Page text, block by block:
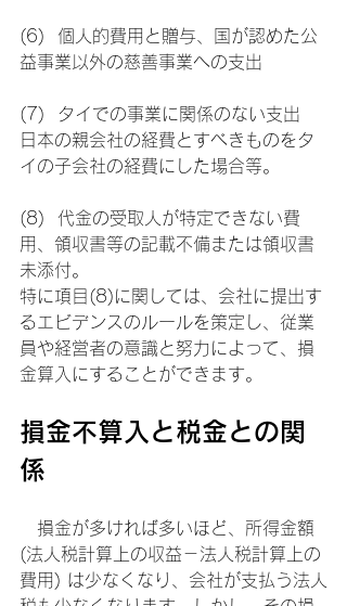
(6)  個人的費用と贈与、国が認めた公
益事業以外の慈善事業への支出
(7)  タイでの事業に関係のない支出
日本の親会社の経費とすべきものをタ
イの子会社の経費にした場合等。
(8)  代金の受取人が特定できない費
用、領収書等の記載不備または領収書
未添付。
特に項目(8)に関しては、会社に提出す
るエビデンスのルールを策定し、従業
員や経営者の意識と努力によって、損
金算入にすることができます。
損金不算入と税金との関
係
損金が多ければ多いほど、所得金額
(法人税計算上の収益－法人税計算上の
費用) は少なくなり、会社が支払う法人